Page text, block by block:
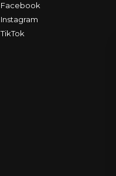
Facebook
Instagram
TikTok